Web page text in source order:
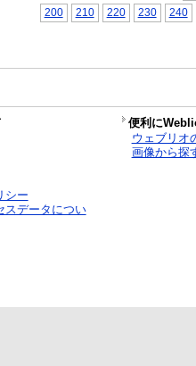
200
210 220 230 240
便利に
シー
スデータについ
ウェブリオ
画像から探